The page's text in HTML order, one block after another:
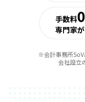
手数料0
専門家
※会計事務所
会社設立